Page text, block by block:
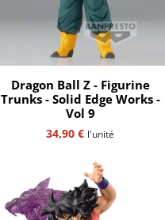
Dragon Ball Z - Figurine
Trunks - Solid Edge Works -
Vol 9
34,90 € l'unité